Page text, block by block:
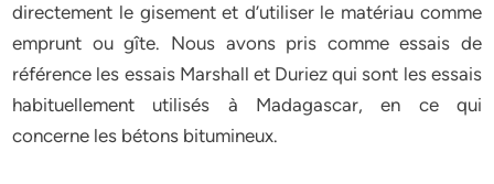
directement le gisement et d’utiliser le matériau comme
emprunt ou gîte. Nous avons pris comme essais de
référence les essais Marshall et Duriez qui sont les essais
habituellement utilisés à Madagascar, en ce qui
concerne les bétons bitumineux.